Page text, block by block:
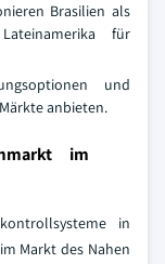
Brasilien als
für
und
anbieten.
im
in
Markt des Nahen